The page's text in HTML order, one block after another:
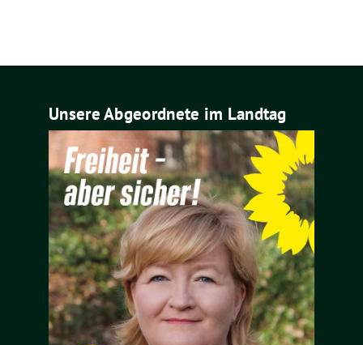
Unsere Abgeordnete im Landtag